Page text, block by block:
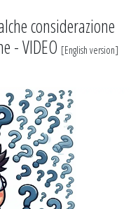
considerazione
- VIDEO [English version]